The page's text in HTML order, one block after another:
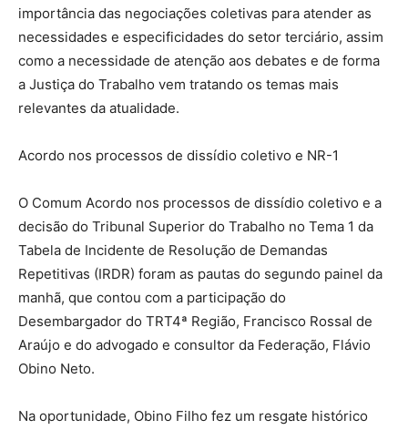
importância das negociações coletivas para atender as
necessidades e especificidades do setor terciário, assim
como a necessidade de atenção aos debates e de forma
a Justiça do Trabalho vem tratando os temas mais
relevantes da atualidade.
Acordo nos processos de dissídio coletivo e NR-1
O Comum Acordo nos processos de dissídio coletivo e a
decisão do Tribunal Superior do Trabalho no Tema 1 da
Tabela de Incidente de Resolução de Demandas
Repetitivas (IRDR) foram as pautas do segundo painel da
manhã, que contou com a participação do
Desembargador do TRT4ª Região, Francisco Rossal de
Araújo e do advogado e consultor da Federação, Flávio
Obino Neto.
Na oportunidade, Obino Filho fez um resgate histórico